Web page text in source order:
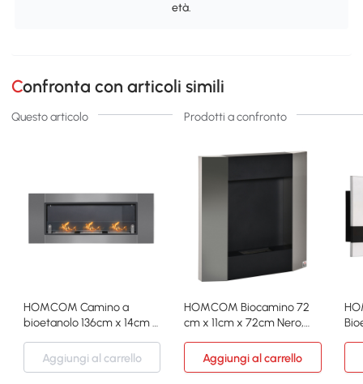
età.
Confronta con articoli simili
Questo articolo Prodotti a confronto
HOMCOM Camino a
bioetanolo 136cm x 14cm x
HOMCOM Biocamino 72
cm x 11cm x 72cm Nero,
Aggiungi al carrello Aggiungi al carrello